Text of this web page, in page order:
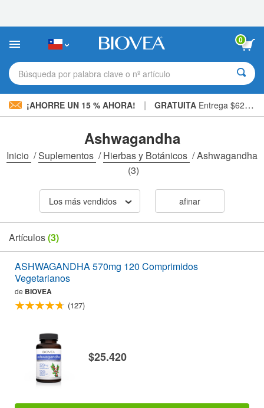
sitio
incluye
sistema
de
0
Búsqueda por palabra clave o nº artículo
¡AHORRE UN 15 % AHORA! | GRATUITA Entrega $62.700 »
Ashwagandha
Inicio /Suplementos /Hierbas y Botánicos /Ashwagandha
(3)
Los más vendidos afinar
Artículos(3)
ASHWAGANDHA 570mg 120 Comprimidos
Vegetarianos
de BIOVEA
(127)
$25.420